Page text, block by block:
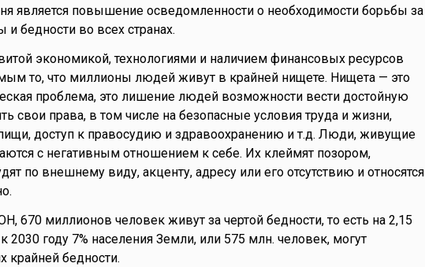
является повышение осведомленности о необходимости борьбы за
бедности во всех странах.
экономикой, технологиями и наличием финансовых ресурсов
то, что миллионы людей живут в крайней нищете. Нищета — это
проблема, это лишение людей возможности вести достойную
свои права, в том числе на безопасные условия труда и жизни,
доступ к правосудию и здравоохранению и т.д. Люди, живущие
с негативным отношением к себе. Их клеймят позором,
по внешнему виду, акценту, адресу или его отсутствию и относятся
670 миллионов человек живут за чертой бедности, то есть на 2,15
2030 году 7% населения Земли, или 575 млн. человек, могут
крайней бедности.